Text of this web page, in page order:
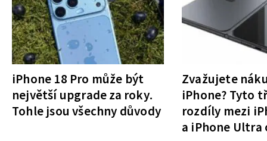
iPhone 18 Pro může být
největší upgrade za roky.
Tohle jsou všechny důvody
Zvažujete
iPhone? Tyto
rozdíly mezi
a iPhone Ultra